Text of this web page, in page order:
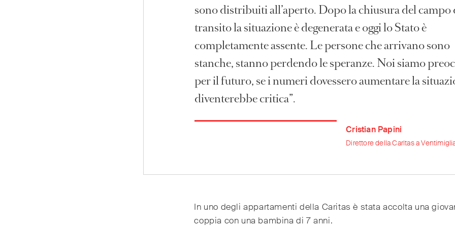
sono distribuiti all’aperto. Dopo la chiusura del campo
transito la situazione è degenerata e oggi lo Stato è
completamente assente. Le persone che arrivano sono
stanche, stanno perdendo le speranze. Noi siamo
per il futuro, se i numeri dovessero aumentare la
diventerebbe critica”.
Cristian Papini
Direttore della Caritas a
In uno degli appartamenti della Caritas è stata accolta una
coppia con una bambina di 7 anni.